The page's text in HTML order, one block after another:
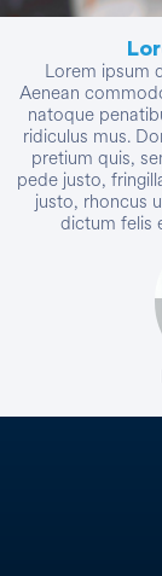
Lorem ipsum
Aenean
natoque
ridiculus mus.
pretium quis,
pede justo,
justo, rhoncus
dictum felis